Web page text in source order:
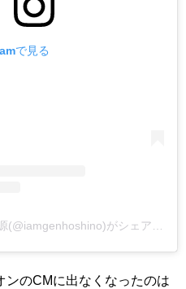
で見る
Gén Hoshino 星野源(@iamgenhoshino)がシェアした投稿
のCMに出なくなったのは